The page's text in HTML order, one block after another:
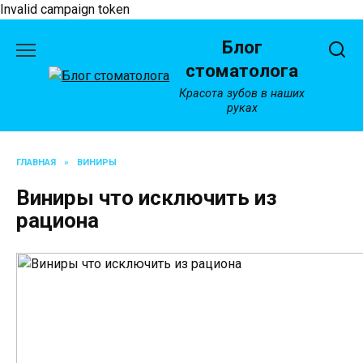
Invalid campaign token
содержанию
Блог
стоматолога
Красота зубов в наших
руках
ГЛАВНАЯ » ВИНИРЫ
Виниры что исключить из
рациона